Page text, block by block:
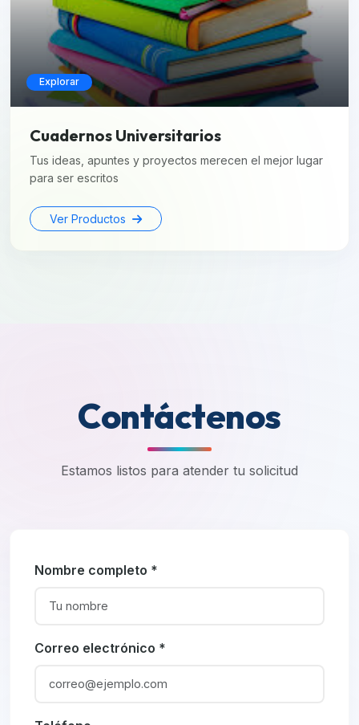
Explorar
Cuadernos Universitarios
Tus ideas, apuntes y proyectos merecen el mejor lugar
para ser escritos
Ver Productos
Contáctenos
Estamos listos para atender tu solicitud
Nombre completo *
Correo electrónico *